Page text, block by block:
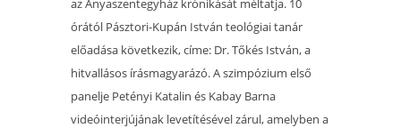
órától Pásztori-Kupán István teológiai tanár
előadása következik, címe: Dr. Tőkés István, a
hitvallásos írásmagyarázó. A szimpózium első
panelje Petényi Katalin és Kabay Barna
videóinterjújának levetítésével zárul, amelyben a